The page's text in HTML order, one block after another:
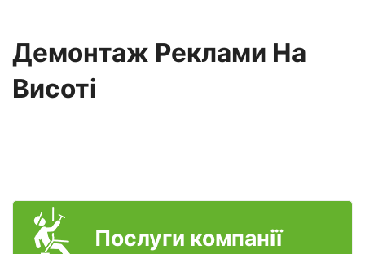
Демонтаж Реклами На
Висоті
Послуги компанії